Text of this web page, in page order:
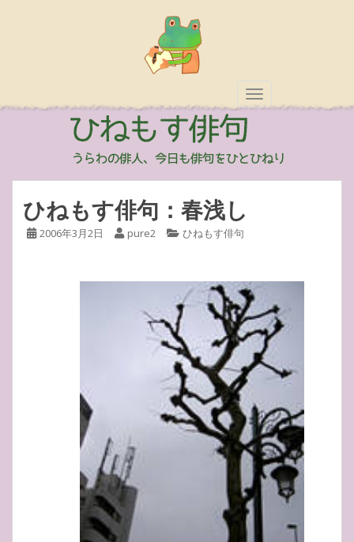
TOGGLE
ひねもす俳句：春浅し
2006年3月2日 pure2 ひねもす俳句